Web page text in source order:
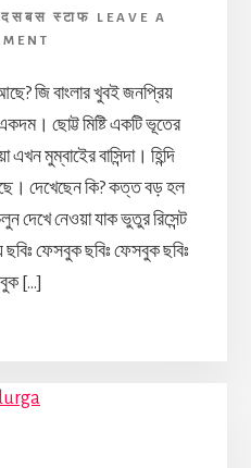
दसबस स्टाफ
LEAVE A
জি বাংলার খুবই জনপ্রিয়
ছোট্ট মিষ্টি একটি ভূতের
মুম্বাইের বাসিন্দা। হিন্দি
দেখেছেন কি? কত্ত বড় হল
দেখে নেওয়া যাক ভুতুর রিসেন্ট
ফেসবুক ছবিঃ ফেসবুক ছবিঃ
[…]